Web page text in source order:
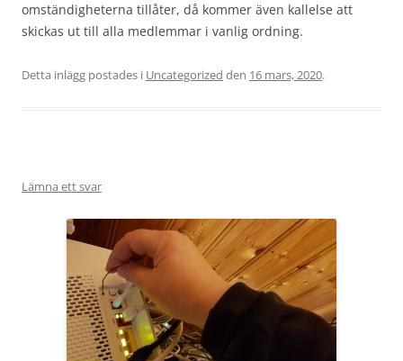
omständigheterna tillåter, då kommer även kallelse att
skickas ut till alla medlemmar i vanlig ordning.
Detta inlägg postades i Uncategorized den 16 mars, 2020.
Lämna ett svar